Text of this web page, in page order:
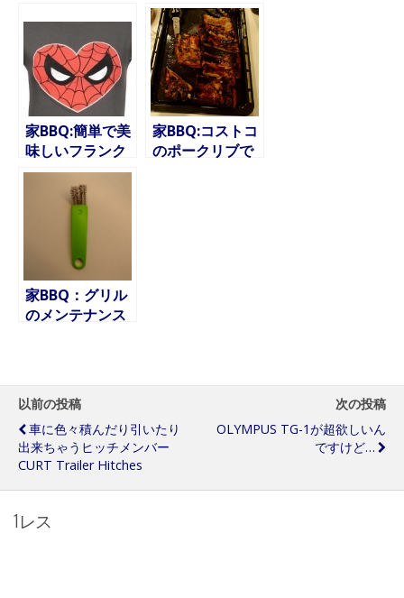
家BBQ:簡単で美
味しいフランク
ステーキの作り
家BBQ:コストコ
のポークリブで
家BBQ：グリル
のメンテナンス
以前の投稿
車に色々積んだり引いたり
出来ちゃうヒッチメンバー
CURT Trailer Hitches
次の投稿
OLYMPUS TG-1が超欲しいん
ですけど…
1レス